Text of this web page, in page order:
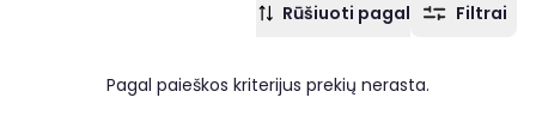
Rūšiuoti pagal Filtrai
Pagal paieškos kriterijus prekių nerasta.